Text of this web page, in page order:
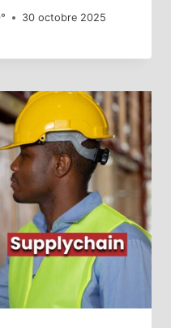
30 octobre 2025